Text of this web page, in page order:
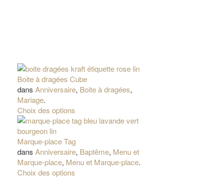
Boite à dragées Cube
dans Anniversaire, Boite à dragées,
Mariage.
Choix des options
Marque-place Tag
dans Anniversaire, Baptême, Menu et
Marque-place, Menu et Marque-place.
Choix des options